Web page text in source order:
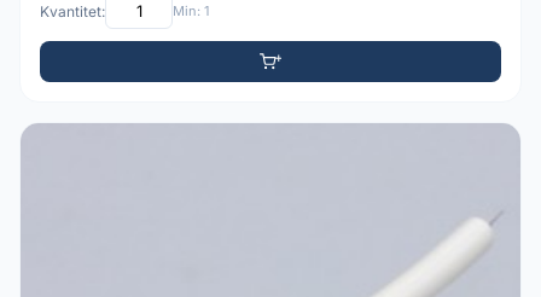
Kvantitet: Min: 1